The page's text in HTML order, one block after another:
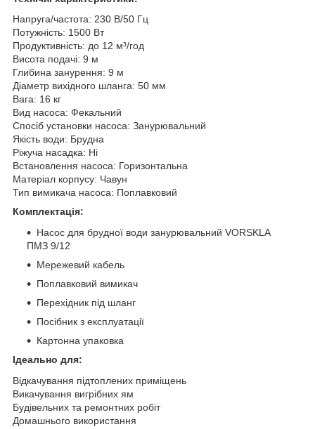
Напруга/частота: 230 В/50 Гц
Потужність: 1500 Вт
Продуктивність: до 12 м³/год
Висота подачі: 9 м
Глибина занурення: 9 м
Діаметр вихідного шланга: 50 мм
Вага: 16 кг
Вид насоса: Фекальний
Спосіб установки насоса: Занурювальний
Якість води: Брудна
Ріжуча насадка: Ні
Встановлення насоса: Горизонтальна
Матеріал корпусу: Чавун
Тип вимикача насоса: Поплавковий
Комплектація:
Насос для брудної води занурювальний VORSKLA
ПМЗ 9/12
Мережевий кабель
Поплавковий вимикач
Перехідник під шланг
Посібник з експлуатації
Картонна упаковка
Ідеально для:
Відкачування підтоплених приміщень
Викачування вигрібних ям
Будівельних та ремонтних робіт
Домашнього використання